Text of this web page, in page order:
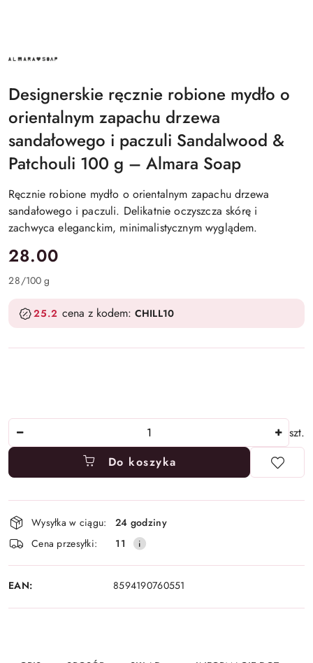
ALMARA
SOAP
Designerskie ręcznie robione mydło o
orientalnym zapachu drzewa
sandałowego i paczuli Sandalwood &
Patchouli 100 g – Almara Soap
Ręcznie robione mydło o orientalnym zapachu drzewa
sandałowego i paczuli. Delikatnie oczyszcza skórę i
zachwyca eleganckim, minimalistycznym wyglądem.
cena:
28.00
28/100 g
25.2 cena z kodem: CHILL10
szt.
Do koszyka
Dostępność
i
dostawa
Wysyłka w ciągu:
24 godziny
Cena przesyłki:
11
EAN: 8594190760551